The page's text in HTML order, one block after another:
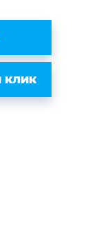
КЛИК